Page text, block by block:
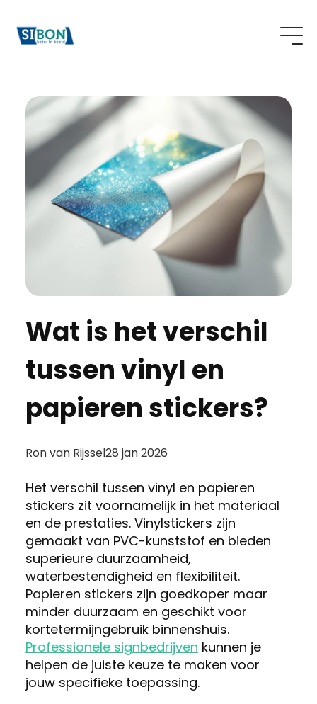
Wat is het verschil
tussen vinyl en
papieren stickers?
Posted
Ron van Rijssel28 jan 2026
Het verschil tussen vinyl en papieren
stickers zit voornamelijk in het materiaal
en de prestaties. Vinylstickers zijn
gemaakt van PVC-kunststof en bieden
superieure duurzaamheid,
waterbestendigheid en flexibiliteit.
Papieren stickers zijn goedkoper maar
minder duurzaam en geschikt voor
kortetermijngebruik binnenshuis.
Professionele signbedrijven kunnen je
helpen de juiste keuze te maken voor
jouw specifieke toepassing.